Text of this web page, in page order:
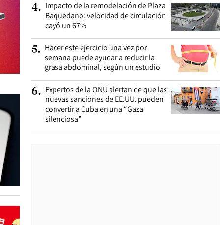
4. Impacto de la remodelación de Plaza
Baquedano: velocidad de circulación
cayó un 67%
5. Hacer este ejercicio una vez por
semana puede ayudar a reducir la
grasa abdominal, según un estudio
6. Expertos de la ONU alertan de que las
nuevas sanciones de EE.UU. pueden
convertir a Cuba en una “Gaza
silenciosa”